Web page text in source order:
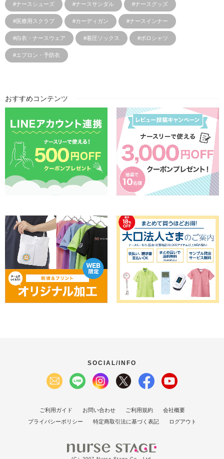
#ナースシューズ #ナースサンダル #ナースグッズ
#医療用スクラブ #カーディガン #ナースインナー
#白衣・ナースウェア #着圧ソックス #ポロシャツ
#エプロン・予防衣
おすすめコンテンツ
SOCIAL/INFO
ご利用ガイド お問い合わせ ご利用規約
会社概要
プライバシーポリシー
特定商取引法に基づく表記 ログアウト